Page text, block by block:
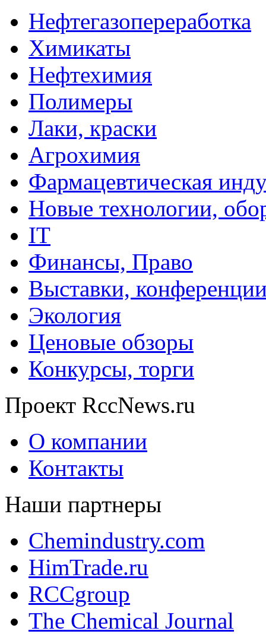
Нефтегазопереработка
Химикаты
Нефтехимия
Полимеры
Лаки, краски
Агрохимия
Фармацевтическая
Новые технологии,
IT
Финансы, Право
Выставки,
Экология
Ценовые обзоры
Конкурсы, торги
Проект RccNews.ru
О компании
Контакты
Наши партнеры
Chemindustry.com
HimTrade.ru
RCCgroup
The Chemical Journal